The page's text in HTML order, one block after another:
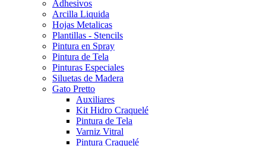
Adhesivos
Arcilla Liquida
Hojas Metalicas
Plantillas - Stencils
Pintura en Spray
Pintura de Tela
Pinturas Especiales
Siluetas de Madera
Gato Pretto
Auxiliares
Kit Hidro Craquelé
Pintura de Tela
Varniz Vitral
Pintura Craquelé